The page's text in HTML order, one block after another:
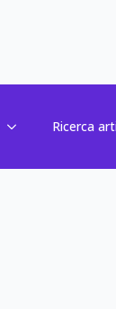
Ricerca